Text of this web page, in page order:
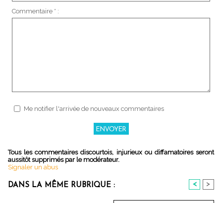
Commentaire * :
Me notifier l'arrivée de nouveaux commentaires
Tous les commentaires discourtois, injurieux ou diffamatoires seront
aussitôt supprimés par le modérateur.
Signaler un abus
DANS LA MÊME RUBRIQUE : < >